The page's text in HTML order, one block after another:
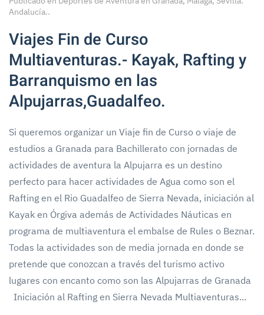
Andalucía..
Viajes Fin de Curso
Multiaventuras.- Kayak, Rafting y
Barranquismo en las
Alpujarras,Guadalfeo.
Si queremos organizar un Viaje fin de Curso o viaje de
estudios a Granada para Bachillerato con jornadas de
actividades de aventura la Alpujarra es un destino
perfecto para hacer actividades de Agua como son el
Rafting en el Rio Guadalfeo de Sierra Nevada, iniciación al
Kayak en Órgiva además de Actividades Náuticas en
programa de multiaventura el embalse de Rules o Beznar.
Todas la actividades son de media jornada en donde se
pretende que conozcan a través del turismo activo
lugares con encanto como son las Alpujarras de Granada
Iniciación al Rafting en Sierra Nevada Multiaventuras...